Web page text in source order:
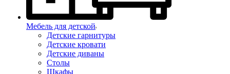
Мебель для детской
Детские гарнитуры
Детские кровати
Детские диваны
Столы
Шкафы